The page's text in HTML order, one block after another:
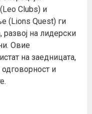
Clubs) и
(Lions Quest) ги
на лидерски
Овие
на заедницата,
одговорност и